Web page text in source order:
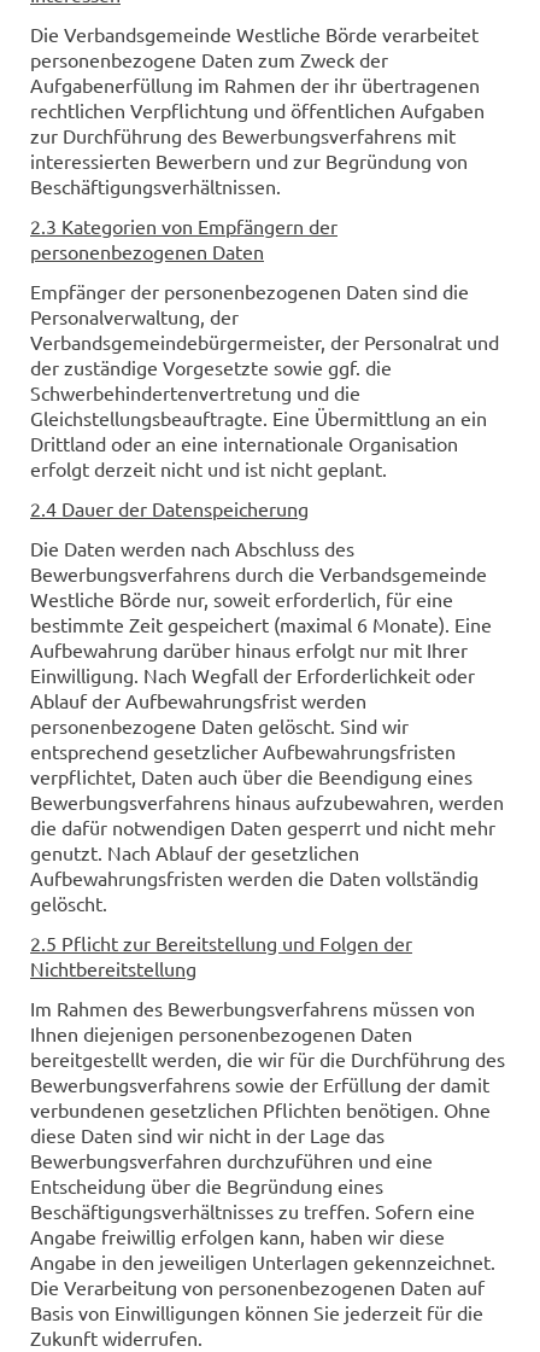
Die Verbandsgemeinde Westliche Börde verarbeitet
personenbezogene Daten zum Zweck der
Aufgabenerfüllung im Rahmen der ihr übertragenen
rechtlichen Verpflichtung und öffentlichen Aufgaben
zur Durchführung des Bewerbungsverfahrens mit
interessierten Bewerbern und zur Begründung von
Beschäftigungsverhältnissen.
2.3 Kategorien von Empfängern der
personenbezogenen Daten
Empfänger der personenbezogenen Daten sind die
Personalverwaltung, der
Verbandsgemeindebürgermeister, der Personalrat und
der zuständige Vorgesetzte sowie ggf. die
Schwerbehindertenvertretung und die
Gleichstellungsbeauftragte. Eine Übermittlung an ein
Drittland oder an eine internationale Organisation
erfolgt derzeit nicht und ist nicht geplant.
2.4 Dauer der Datenspeicherung
Die Daten werden nach Abschluss des
Bewerbungsverfahrens durch die Verbandsgemeinde
Westliche Börde nur, soweit erforderlich, für eine
bestimmte Zeit gespeichert (maximal 6 Monate). Eine
Aufbewahrung darüber hinaus erfolgt nur mit Ihrer
Einwilligung. Nach Wegfall der Erforderlichkeit oder
Ablauf der Aufbewahrungsfrist werden
personenbezogene Daten gelöscht. Sind wir
entsprechend gesetzlicher Aufbewahrungsfristen
verpflichtet, Daten auch über die Beendigung eines
Bewerbungsverfahrens hinaus aufzubewahren, werden
die dafür notwendigen Daten gesperrt und nicht mehr
genutzt. Nach Ablauf der gesetzlichen
Aufbewahrungsfristen werden die Daten vollständig
gelöscht.
2.5 Pflicht zur Bereitstellung und Folgen der
Nichtbereitstellung
Im Rahmen des Bewerbungsverfahrens müssen von
Ihnen diejenigen personenbezogenen Daten
bereitgestellt werden, die wir für die Durchführung des
Bewerbungsverfahrens sowie der Erfüllung der damit
verbundenen gesetzlichen Pflichten benötigen. Ohne
diese Daten sind wir nicht in der Lage das
Bewerbungsverfahren durchzuführen und eine
Entscheidung über die Begründung eines
Beschäftigungsverhältnisses zu treffen. Sofern eine
Angabe freiwillig erfolgen kann, haben wir diese
Angabe in den jeweiligen Unterlagen gekennzeichnet.
Die Verarbeitung von personenbezogenen Daten auf
Basis von Einwilligungen können Sie jederzeit für die
Zukunft widerrufen.